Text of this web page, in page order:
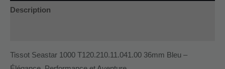
Description
Tissot Seastar 1000 T120.210.11.041.00 36mm Bleu –